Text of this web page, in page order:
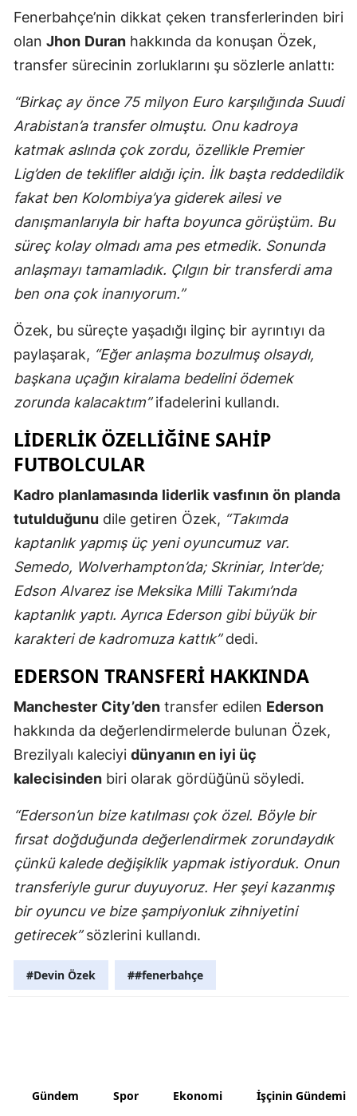
Kütahya
Malatya
Manisa
Mardin
Muş
Nevşehir
Ordu
Rize
Sinop
Tekirdağ
Tokat
Trabzon
Uşak
Yozgat
Zonguldak
Aksaray
Bayburt
Karaman
Fenerbahçe’nin dikkat çeken transferlerinden biri
olan Jhon Duran hakkında da konuşan Özek,
transfer sürecinin zorluklarını şu sözlerle anlattı:
“Birkaç ay önce 75 milyon Euro karşılığında Suudi
Arabistan’a transfer olmuştu. Onu kadroya
katmak aslında çok zordu, özellikle Premier
Lig’den de teklifler aldığı için. İlk başta reddedildik
fakat ben Kolombiya’ya giderek ailesi ve
danışmanlarıyla bir hafta boyunca görüştüm. Bu
süreç kolay olmadı ama pes etmedik. Sonunda
anlaşmayı tamamladık. Çılgın bir transferdi ama
ben ona çok inanıyorum.”
Özek, bu süreçte yaşadığı ilginç bir ayrıntıyı da
paylaşarak, “Eğer anlaşma bozulmuş olsaydı,
başkana uçağın kiralama bedelini ödemek
zorunda kalacaktım”ifadelerini kullandı.
LIDERLIK ÖZELLIĞINE SAHIP
FUTBOLCULAR
Kadro planlamasında liderlik vasfının ön planda
tutulduğunu dile getiren Özek, “Takımda
kaptanlık yapmış üç yeni oyuncumuz var.
Semedo, Wolverhampton’da; Skriniar, Inter’de;
Edson Alvarez ise Meksika Milli Takımı’nda
kaptanlık yaptı. Ayrıca Ederson gibi büyük bir
karakteri de kadromuza kattık”dedi.
EDERSON TRANSFERI HAKKINDA
Manchester City’den transfer edilen Ederson
hakkında da değerlendirmelerde bulunan Özek,
Brezilyalı kaleciyi dünyanın en iyi üç
kalecisinden biri olarak gördüğünü söyledi.
“Ederson’un bize katılması çok özel. Böyle bir
fırsat doğduğunda değerlendirmek zorundaydık
çünkü kalede değişiklik yapmak istiyorduk. Onun
transferiyle gurur duyuyoruz. Her şeyi kazanmış
bir oyuncu ve bize şampiyonluk zihniyetini
getirecek”sözlerini kullandı.
#Devin Özek ##fenerbahçe
Gündem Spor Ekonomi İşçinin Gündemi